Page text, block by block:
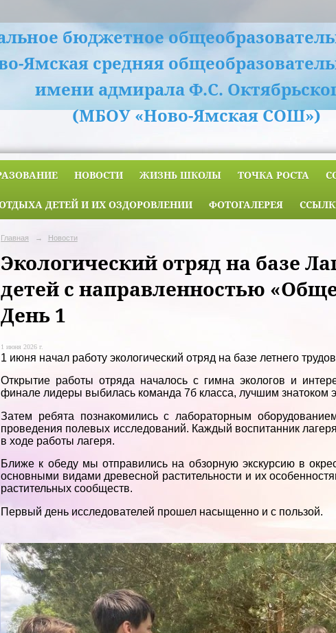
бюджетное
Ямская средняя
имени адмирала Ф.С.
(МБОУ «Ново-Ямская СОШ»)
НОВОСТИ ЖИЗНЬ ШКОЛЫ ТОЧКА РОСТА
ДЕТЕЙ И ИХ ОЗДОРОВЛЕНИИ ФОТОГАЛЕРЕЯ
Главная → Новости
Экологический отряд на базе
детей с направленностью
День 1
1 июня 2026 г.
1 июня начал работу экологический отряд на базе летнего
Открытие работы отряда началось с гимна экологов и
финале лидеры выбилась команда 7б класса, лучшим знатоком
Затем ребята познакомились с лабораторным
проведения полевых исследований. Каждый воспитанник
в ходе работы лагеря.
Ближе к обеду мы отправились на обзорную экскурсию в
основными видами древесной растительности и их
растительных сообществ.
Первый день исследователей прошел насыщенно и с пользой.